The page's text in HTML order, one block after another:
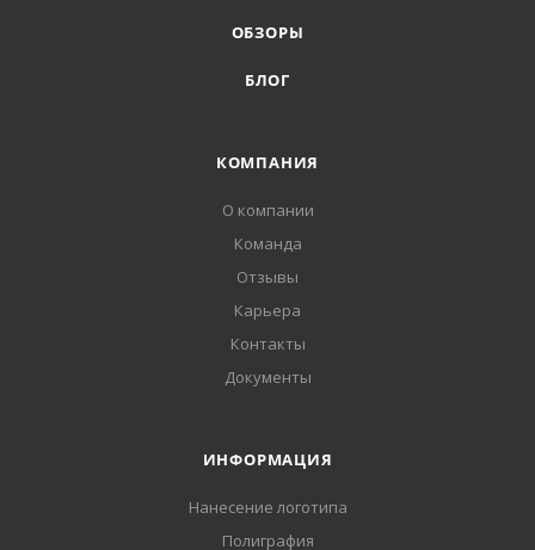
ОБЗОРЫ
БЛОГ
КОМПАНИЯ
О компании
Команда
Отзывы
Карьера
Контакты
Документы
ИНФОРМАЦИЯ
Нанесение логотипа
Полиграфия